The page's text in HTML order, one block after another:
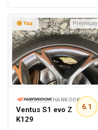
Yaz Premium
HANKOOK
Ventus S1 evo Z
K129
6.1